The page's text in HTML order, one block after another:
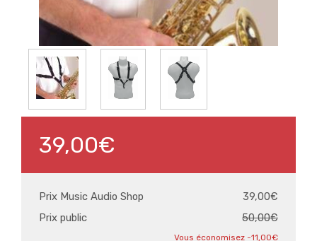
39,00€
Prix Music Audio Shop
39,00€
Prix public
50,00€
-11,00€